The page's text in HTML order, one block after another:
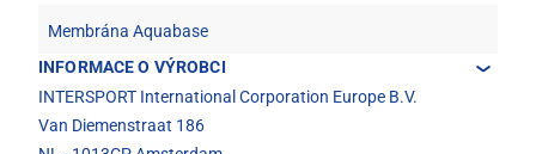
Membrána Aquabase
INFORMACE O VÝROBCI
INTERSPORT International Corporation Europe B.V.
Van Diemenstraat 186